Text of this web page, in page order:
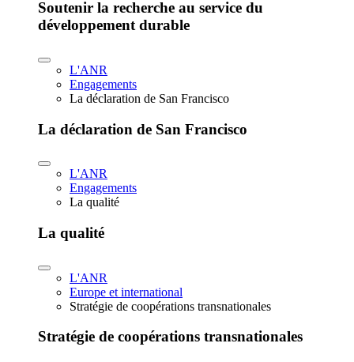
Soutenir la recherche au service du
développement durable
L'ANR
Engagements
La déclaration de San Francisco
La déclaration de San Francisco
L'ANR
Engagements
La qualité
La qualité
L'ANR
Europe et international
Stratégie de coopérations transnationales
Stratégie de coopérations transnationales